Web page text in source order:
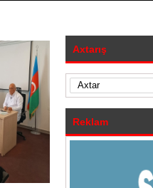
Axtarış
Reklam